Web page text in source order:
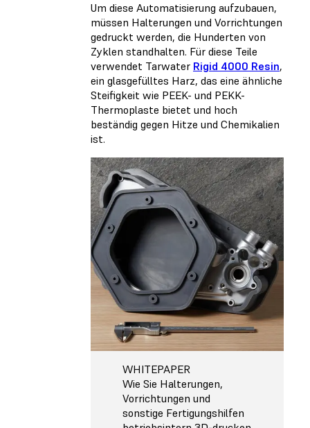
Um diese Automatisierung aufzubauen,
müssen Halterungen und Vorrichtungen
gedruckt werden, die Hunderten von
Zyklen standhalten. Für diese Teile
verwendet Tarwater Rigid 4000 Resin,
ein glasgefülltes Harz, das eine ähnliche
Steifigkeit wie PEEK- und PEKK-
Thermoplaste bietet und hoch
beständig gegen Hitze und Chemikalien
ist.
WHITEPAPER
Wie Sie Halterungen,
Vorrichtungen und
sonstige Fertigungshilfen